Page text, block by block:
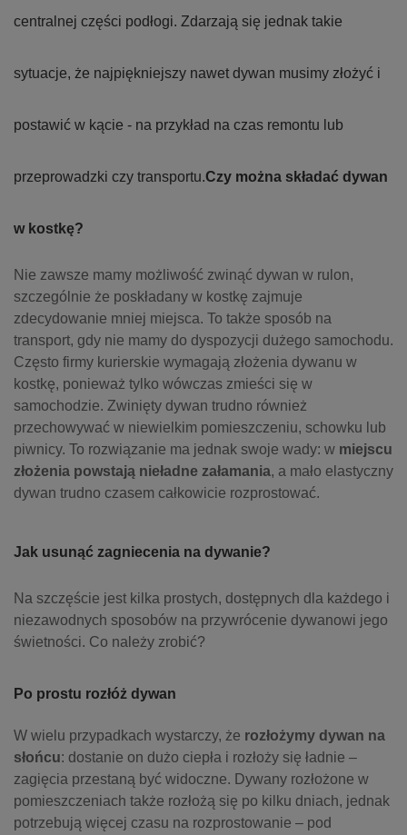
centralnej części podłogi. Zdarzają się jednak takie
sytuacje, że najpiękniejszy nawet dywan musimy złożyć i
postawić w kącie - na przykład na czas remontu lub
przeprowadzki czy transportu.Czy można składać dywan
w kostkę?
Nie zawsze mamy możliwość zwinąć dywan w rulon,
szczególnie że poskładany w kostkę zajmuje
zdecydowanie mniej miejsca. To także sposób na
transport, gdy nie mamy do dyspozycji dużego samochodu.
Często firmy kurierskie wymagają złożenia dywanu w
kostkę, ponieważ tylko wówczas zmieści się w
samochodzie. Zwinięty dywan trudno również
przechowywać w niewielkim pomieszczeniu, schowku lub
piwnicy. To rozwiązanie ma jednak swoje wady: w miejscu
złożenia powstają nieładne załamania, a mało elastyczny
dywan trudno czasem całkowicie rozprostować.
Jak usunąć zagniecenia na dywanie?
Na szczęście jest kilka prostych, dostępnych dla każdego i
niezawodnych sposobów na przywrócenie dywanowi jego
świetności. Co należy zrobić?
Po prostu rozłóż dywan
W wielu przypadkach wystarczy, że rozłożymy dywan na
słońcu: dostanie on dużo ciepła i rozłoży się ładnie –
zagięcia przestaną być widoczne. Dywany rozłożone w
pomieszczeniach także rozłożą się po kilku dniach, jednak
potrzebują więcej czasu na rozprostowanie – pod